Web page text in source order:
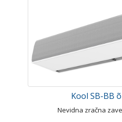
Kool SB-BB
Nevidna zračna